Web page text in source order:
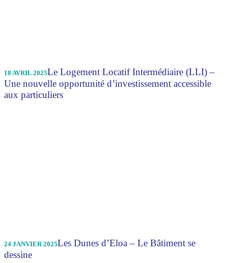
18 AVRIL 2025Le Logement Locatif Intermédiaire (LLI) –
Une nouvelle opportunité d’investissement accessible
aux particuliers
24 JANVIER 2025Les Dunes d’Eloa – Le Bâtiment se
dessine